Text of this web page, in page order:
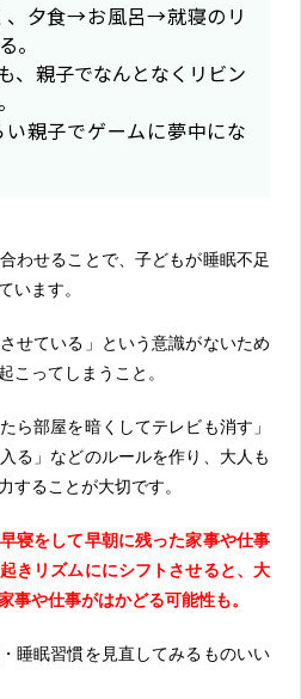
、夕食→お風呂→就寝のリ
。
、親子でなんとなくリビン
い親子でゲームに夢中にな
わせることで、子どもが睡眠不足
います。
せている」という意識がないため
こってしまうこと。
ら部屋を暗くしてテレビも消す」
る」などのルールを作り、大人も
することが大切です。
寝をして早朝に残った家事や仕事
きリズムににシフトさせると、大
事や仕事がはかどる可能性も。
睡眠習慣を見直してみるものいい